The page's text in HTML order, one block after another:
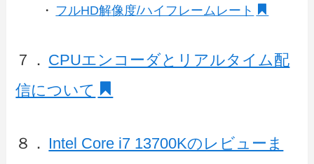
・ フルHD解像度/ハイフレームレート
７． CPUエンコーダとリアルタイム配
信について
８． Intel Core i7 13700Kのレビューま